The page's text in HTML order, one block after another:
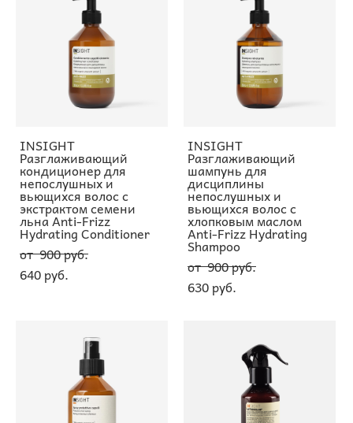
INSIGHT
Разглаживающий
кондиционер для
непослушных и
вьющихся волос с
экстрактом семени
льна Anti-Frizz
Hydrating Conditioner
от 900 pуб.
640 pуб.
INSIGHT
Разглаживающий
шампунь для
дисциплины
непослушных и
вьющихся волос с
хлопковым маслом
Anti-Frizz Hydrating
Shampoo
от 900 pуб.
630 pуб.